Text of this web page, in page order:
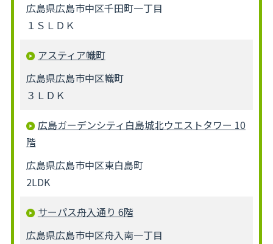
広島県広島市中区千田町一丁目
１ＳＬＤＫ
アスティア幟町
広島県広島市中区幟町
３ＬＤＫ
広島ガーデンシティ白島城北ウエストタワー 10
階
広島県広島市中区東白島町
2LDK
サーパス舟入通り 6階
広島県広島市中区舟入南一丁目